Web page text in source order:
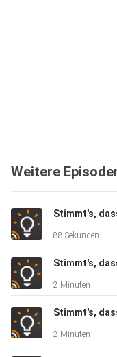
Weitere
88 Sekunden
2 Minuten
2 Minuten